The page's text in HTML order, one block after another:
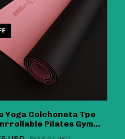
Yoga Colchoneta Tpe
Pilates Gym